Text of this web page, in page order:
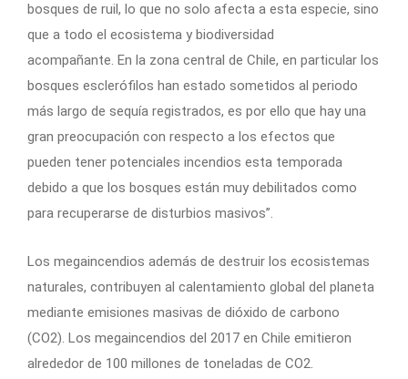
bosques de ruil, lo que no solo afecta a esta especie, sino
que a todo el ecosistema y biodiversidad
acompañante. En la zona central de Chile, en particular los
bosques esclerófilos han estado sometidos al periodo
más largo de sequía registrados, es por ello que hay una
gran preocupación con respecto a los efectos que
pueden tener potenciales incendios esta temporada
debido a que los bosques están muy debilitados como
para recuperarse de disturbios masivos”.
Los megaincendios además de destruir los ecosistemas
naturales, contribuyen al calentamiento global del planeta
mediante emisiones masivas de dióxido de carbono
(CO2). Los megaincendios del 2017 en Chile emitieron
alrededor de 100 millones de toneladas de CO2.